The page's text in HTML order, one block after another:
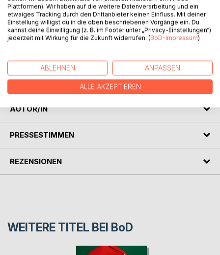
Leben schön zu schreiben ("Der König in der
Walnußschale"), oder wenn jemand nach Liebe sucht und
doch nur das Gefühl erfährt, von allen ausgenutzt zu
werden ("Freitag vor zwei Wochen"). Auch vor
Menschheit wird nicht zurückgeschreckt ("Feuerbluter"),
denn am Ende gilt nur, dass jeder geliebt werden
möchte ("Tage wie streunende Hunde").
AUTOR/IN
PRESSESTIMMEN
REZENSIONEN
WEITERE TITEL BEI BoD
Plattformen). Wir haben auf die weitere Datenverarbeitung und ein
etwaiges Tracking durch den Drittanbieter keinen Einfluss. Mit deiner
Einstellung willigst du in die oben beschriebenen Vorgänge ein. Du
kannst deine Einwilligung (z. B. im Footer unter „Privacy-Einstellungen“)
jederzeit mit Wirkung für die Zukunft widerrufen. (BoD-Impressum)
ABLEHNEN ANPASSEN
ALLE AKZEPTIEREN